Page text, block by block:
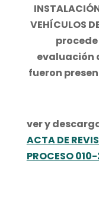
VEHÍCULOS
evaluación
fueron
ver y
ACTA DE
PROCESO